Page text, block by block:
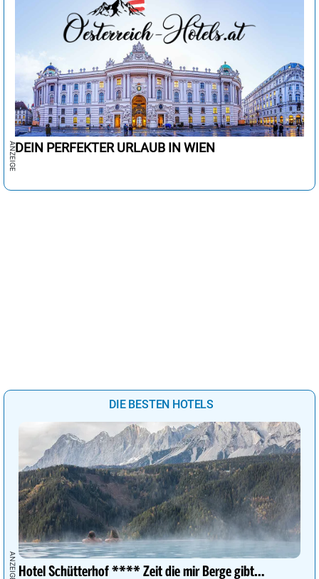
DEIN PERFEKTER URLAUB IN WIEN
DIE BESTEN HOTELS
Hotel Schütterhof **** Zeit die mir Berge gibt…